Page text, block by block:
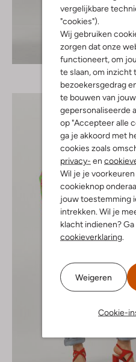
vergelijkbare
"cookies").
Wij gebruiken
zorgen dat onze
functioneert, om
te slaan, om inzicht
bezoekersgedrag
te bouwen van
gepersonaliseerde
op "Accepteer alle
ga je akkoord met
cookies zoals
privacy- en
Wil je je
cookieknop
jouw toestemming
intrekken. Wil je
klacht indienen?
cookieverklaring.
Weigeren
Cookie-
Ontdek de look